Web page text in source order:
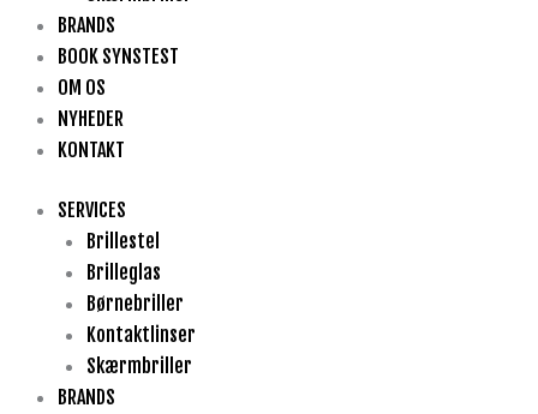
BRANDS
BOOK SYNSTEST
OM OS
NYHEDER
KONTAKT
SERVICES
Brillestel
Brilleglas
Børnebriller
Kontaktlinser
Skærmbriller
BRANDS